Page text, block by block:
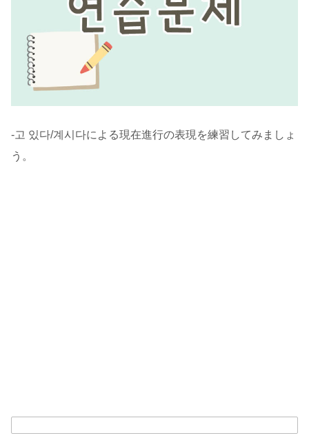
-고 있다/계시다による現在進行の表現を練習してみましょ
う。